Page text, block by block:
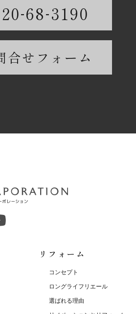
-68-3190
合せフォーム
リフォーム
コンセプト
ロングライフリエール
選ばれる理由